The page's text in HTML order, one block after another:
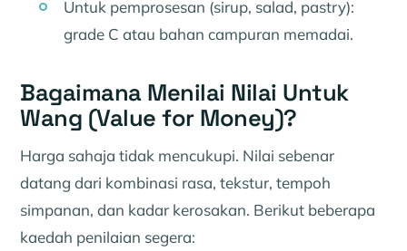
Untuk pemprosesan (sirup, salad, pastry):
grade C atau bahan campuran memadai.
Bagaimana Menilai Nilai Untuk
Wang (Value for Money)?
Harga sahaja tidak mencukupi. Nilai sebenar
datang dari kombinasi rasa, tekstur, tempoh
simpanan, dan kadar kerosakan. Berikut beberapa
kaedah penilaian segera: